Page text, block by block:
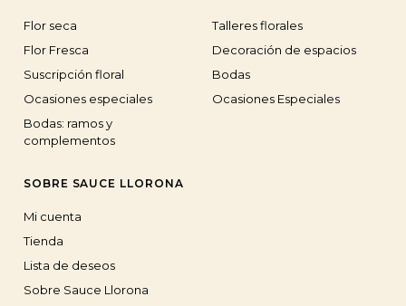
Flor seca
Flor Fresca
Suscripción floral
Ocasiones especiales
Bodas: ramos y
complementos
Talleres florales
Decoración de espacios
Bodas
Ocasiones Especiales
SOBRE SAUCE LLORONA
Mi cuenta
Tienda
Lista de deseos
Sobre Sauce Llorona